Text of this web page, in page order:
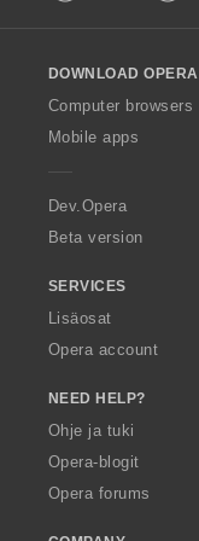
w
O
p
a
DOWNLOAD OPERA
Computer browsers
Mobile apps
Dev.Opera
Beta version
SERVICES
Lisäosat
Opera account
NEED HELP?
Ohje ja tuki
Opera-blogit
Opera forums